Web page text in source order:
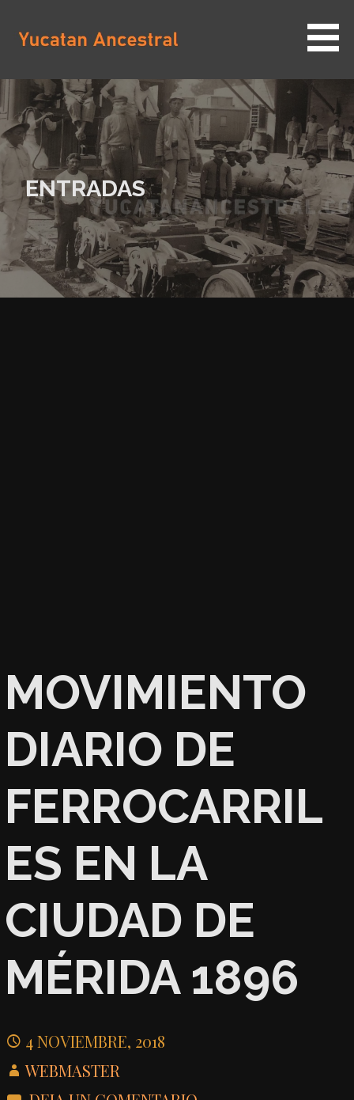
contenido
YUCATAN ANCESTRAL
ENTRADAS
MOVIMIENTO
DIARIO DE
FERROCARRIL
ES EN LA
CIUDAD DE
MÉRIDA 1896
4 NOVIEMBRE, 2018
WEBMASTER